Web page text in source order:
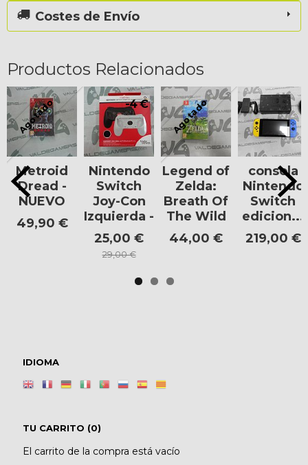
IDIOMA
TU CARRITO (0)
El carrito de la compra está vacío
Costes de Envío
Productos Relacionados
Agotado
Metroid
Dread -
NUEVO
49,90 €
-4 €
Nintendo
Switch
Joy-Con
Izquierda -
25,00 €
29,00 €
Agotado
Legend of
Zelda:
Breath Of
The Wild
44,00 €
consola
Nintendo
Switch
edicion...
219,00 €